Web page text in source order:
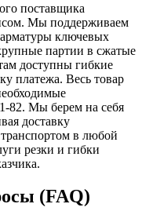
поставщика
Мы поддерживаем
ключевых
партии в сжатые
доступны гибкие
платежа. Весь товар
82. Мы берем на себя
доставку
в любой
резки и гибки
(FAQ)